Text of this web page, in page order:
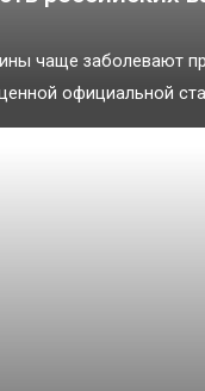
чаще заболевают
официальной